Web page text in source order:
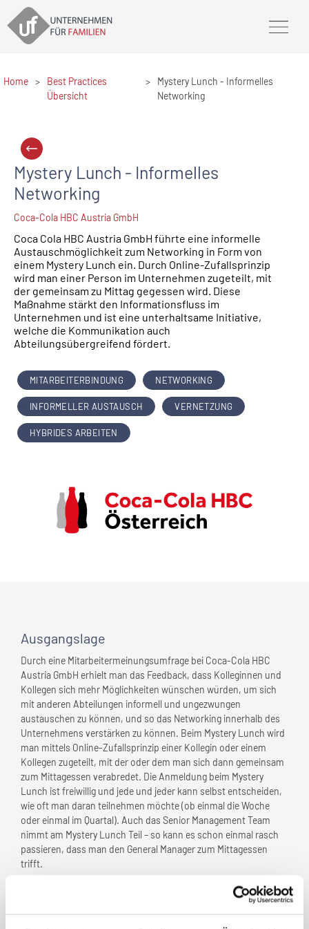
Home >
Best Practices
Übersicht
>
Mystery Lunch - Informelles
Networking
Mystery Lunch - Informelles
Networking
Coca-Cola HBC Austria GmbH
Coca Cola HBC Austria GmbH führte eine informelle
Austauschmöglichkeit zum Networking in Form von
einem Mystery Lunch ein. Durch Online-Zufallsprinzip
wird man einer Person im Unternehmen zugeteilt, mit
der gemeinsam zu Mittag gegessen wird. Diese
Maßnahme stärkt den Informationsfluss im
Unternehmen und ist eine unterhaltsame Initiative,
welche die Kommunikation auch
Abteilungsübergreifend fördert.
MITARBEITERBINDUNG NETWORKING
INFORMELLER AUSTAUSCH VERNETZUNG
HYBRIDES ARBEITEN
Ausgangslage
Durch eine Mitarbeitermeinungsumfrage bei Coca-Cola HBC
Austria GmbH erhielt man das Feedback, dass Kolleginnen und
Kollegen sich mehr Möglichkeiten wünschen würden, um sich
mit anderen Abteilungen informell und ungezwungen
austauschen zu können, und so das Networking innerhalb des
Unternehmens verstärken zu können. Beim Mystery Lunch wird
man mittels Online-Zufallsprinzip einer Kollegin oder einem
Kollegen zugeteilt, mit der oder dem man sich dann gemeinsam
zum Mittagessen verabredet. Die Anmeldung beim Mystery
Lunch ist freiwillig und jede und jeder kann selbst entscheiden,
wie oft man daran teilnehmen möchte (ob einmal die Woche
oder einmal im Quartal). Auch das Senior Management Team
nimmt am Mystery Lunch Teil – so kann es schon einmal rasch
passieren, dass man den General Manager zum Mittagessen
trifft.